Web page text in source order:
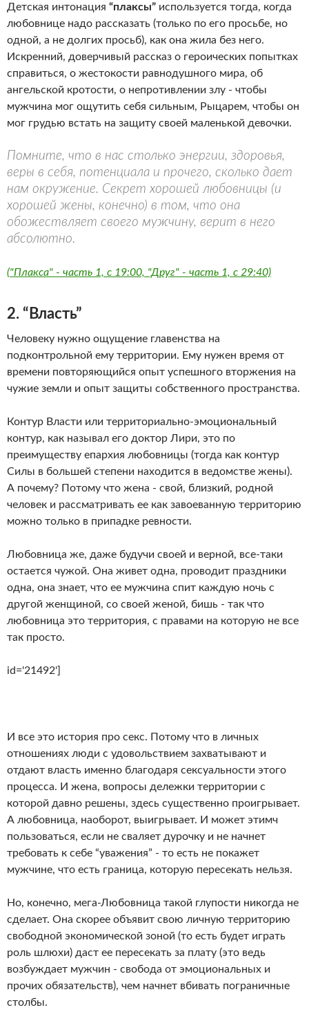
Детская интонация “плаксы” используется тогда, когда
любовнице надо рассказать (только по его просьбе, но
одной, а не долгих просьб), как она жила без него.
Искренний, доверчивый рассказ о героических попытках
справиться, о жестокости равнодушного мира, об
ангельской кротости, о непротивлении злу - чтобы
мужчина мог ощутить себя сильным, Рыцарем, чтобы он
мог грудью встать на защиту своей маленькой девочки.
Помните, что в нас столько энергии, здоровья,
веры в себя, потенциала и прочего, сколько дает
нам окружение. Секрет хорошей любовницы (и
хорошей жены, конечно) в том, что она
обожествляет своего мужчину, верит в него
абсолютно.
("Плакса" - часть 1, с 19:00, "Друг" - часть 1, с 29:40)
2. “Власть”
Человеку нужно ощущение главенства на
подконтрольной ему территории. Ему нужен время от
времени повторяющийся опыт успешного вторжения на
чужие земли и опыт защиты собственного пространства.
Контур Власти или территориально-эмоциональный
контур, как называл его доктор Лири, это по
преимуществу епархия любовницы (тогда как контур
Силы в большей степени находится в ведомстве жены).
А почему? Потому что жена - свой, близкий, родной
человек и рассматривать ее как завоеванную территорию
можно только в припадке ревности.
Любовница же, даже будучи своей и верной, все-таки
остается чужой. Она живет одна, проводит праздники
одна, она знает, что ее мужчина спит каждую ночь с
другой женщиной, со своей женой, бишь - так что
любовница это территория, с правами на которую не все
так просто.
id='21492']
И все это история про секс. Потому что в личных
отношениях люди с удовольствием захватывают и
отдают власть именно благодаря сексуальности этого
процесса. И жена, вопросы дележки территории с
которой давно решены, здесь существенно проигрывает.
А любовница, наоборот, выигрывает. И может этимч
пользоваться, если не сваляет дурочку и не начнет
требовать к себе “уважения” - то есть не покажет
мужчине, что есть граница, которую пересекать нельзя.
Но, конечно, мега-Любовница такой глупости никогда не
сделает. Она скорее объявит свою личную территорию
свободной экономической зоной (то есть будет играть
роль шлюхи) даст ее пересекать за плату (это ведь
возбуждает мужчин - свобода от эмоциональных и
прочих обязательств), чем начнет вбивать пограничные
столбы.